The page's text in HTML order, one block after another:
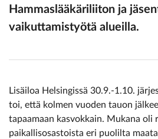
Hammaslääkäriliiton ja
vaikuttamistyötä alueilla.
Lisäiloa Helsingissä 30.9.-1.10.
toi, että kolmen vuoden tauon
tapaamaan kasvokkain. Mukana
paikallisosastoista eri puolilta